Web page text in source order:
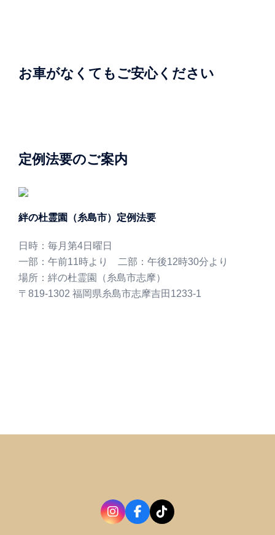
お車がなくてもご安心ください
定例法要のご案内
絆の杜霊園（糸島市）定例法要
日時：毎月第4日曜日
一部：午前11時より 二部：午後12時30分より
場所：絆の杜霊園（糸島市志摩）
〒819-1302 福岡県糸島市志摩吉田1233-1